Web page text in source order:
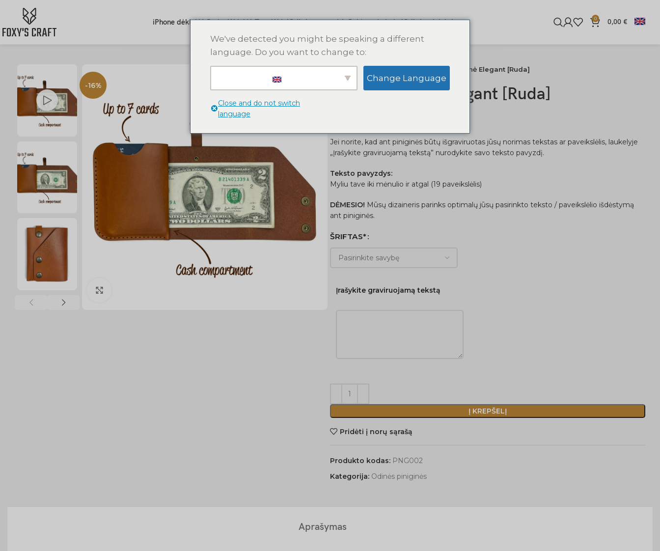
iPhone dėklaiAirPods dėklaiAirTag dėklaiOdinės apyrankėsRaktų pakabukaiOdinės piniginės 0 0,00 €
-16%
Pradžia Odinės piniginės Odinė piniginė Elegant [Ruda]
Odinė piniginė Elegant [Ruda]
Jei norite, kad ant piniginės būtų išgraviruotas jūsų norimas tekstas ar paveikslėlis, laukelyje
„Įrašykite graviruojamą tekstą” nurodykite savo teksto pavyzdį.
Teksto pavyzdys:
Myliu tave iki mėnulio ir atgal (19 paveikslėlis)
DĖMESIO! Mūsų dizaineris parinks optimalų jūsų pasirinkto teksto / paveikslėlio išdėstymą
ant piniginės.
ŠRIFTAS*
Įrašykite graviruojamą tekstą
Į KREPŠELĮ
Pridėti į norų sąrašą
Produkto kodas: PNG002
Kategorija: Odinės piniginės
Aprašymas
We've detected you might be speaking a different
language. Do you want to change to:
Change Language
Close and do not switch
language